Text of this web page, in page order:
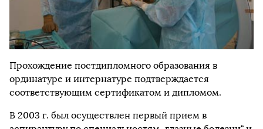
Прохождение постдипломного образования в
ординатуре и интернатуре подтверждается
соответствующим сертификатом и дипломом.
В 2003 г. был осуществлен первый прием в